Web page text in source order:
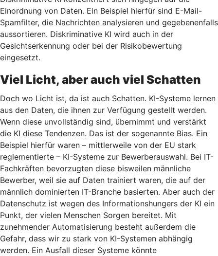
Einordnung von Daten. Ein Beispiel hierfür sind E-Mail-
Spamfilter, die Nachrichten analysieren und gegebenenfalls
aussortieren. Diskriminative KI wird auch in der
Gesichtserkennung oder bei der Risikobewertung
eingesetzt.
Viel Licht, aber auch viel Schatten
Doch wo Licht ist, da ist auch Schatten. KI-Systeme lernen
aus den Daten, die ihnen zur Verfügung gestellt werden.
Wenn diese unvollständig sind, übernimmt und verstärkt
die KI diese Tendenzen. Das ist der sogenannte Bias. Ein
Beispiel hierfür waren – mittlerweile von der EU stark
reglementierte – KI-Systeme zur Bewerberauswahl. Bei IT-
Fachkräften bevorzugten diese bisweilen männliche
Bewerber, weil sie auf Daten trainiert waren, die auf der
männlich dominierten IT-Branche basierten. Aber auch der
Datenschutz ist wegen des Informationshungers der KI ein
Punkt, der vielen Menschen Sorgen bereitet. Mit
zunehmender Automatisierung besteht außerdem die
Gefahr, dass wir zu stark von KI-Systemen abhängig
werden. Ein Ausfall dieser Systeme könnte